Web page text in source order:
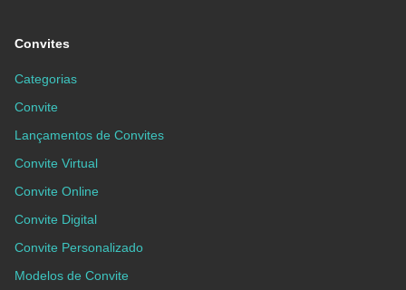
Convites
Categorias
Convite
Lançamentos de Convites
Convite Virtual
Convite Online
Convite Digital
Convite Personalizado
Modelos de Convite